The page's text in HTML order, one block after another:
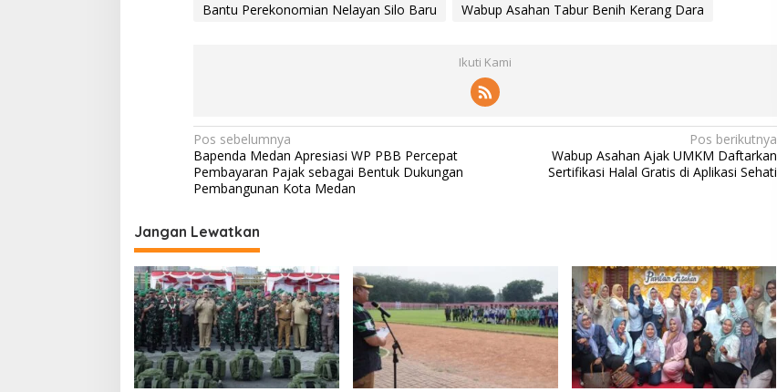
Bantu Perekonomian Nelayan Silo Baru Wabup Asahan Tabur Benih Kerang Dara
Ikuti Kami
N
a
v
i
g
a
s
i
p
o
Pos sebelumnya
Bapenda Medan Apresiasi WP PBB Percepat
Pembayaran Pajak sebagai Bentuk Dukungan
Pembangunan Kota Medan
Pos berikutnya
Wabup Asahan Ajak UMKM Daftarkan
Sertifikasi Halal Gratis di Aplikasi Sehati
Jangan Lewatkan